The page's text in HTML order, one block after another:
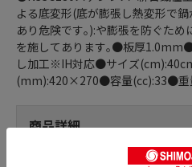
よる底変形(底が膨張し熱変形で
あり危険です｡):や膨張を防ぐた
を施してあります｡●板厚
し加工※IH対応●サイズ
(mm):420×270●容量(cc):33●
商品詳細